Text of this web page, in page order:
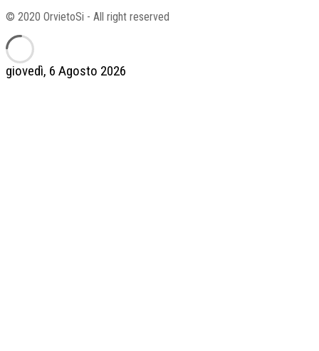
giovedì, 6 Agosto 2026
© 2020 OrvietoSi - All right reserved